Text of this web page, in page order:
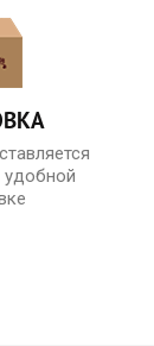
Банана сплит
удобной